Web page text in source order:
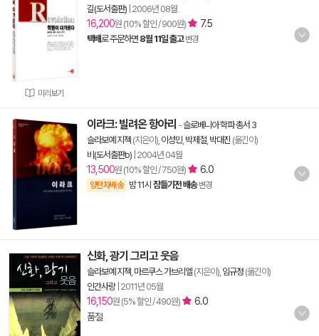
미리보기
길(도서출판) 2006년 08월
16,200원 (10% 할인 / 900원) 7.5
택배로 주문하면 8월 11일 출고 변경
이라크: 빌려온 항아리 -슬로베니아 학파 총서 3
슬라보예 지젝 (지은이), 이성민, 박제철 박대진 (옮긴이)
비(도서출판b) 2004년 04월
13,500원 (10% 할인 / 750원) 6.0
양탄자배송 밤 11시 잠들기전 배송 변경
신화, 광기 그리고 웃음
슬라보예 지젝 마르쿠스 가브리엘 (지은이), 임규정 (옮긴이)
인간사랑| 2011년 05월
16,150원 (5% 할인 / 490원)
6.0
품절